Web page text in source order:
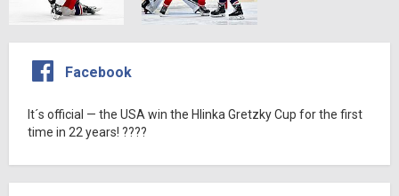
Facebook
It´s official — the USA win the Hlinka Gretzky Cup for the first
time in 22 years! ????